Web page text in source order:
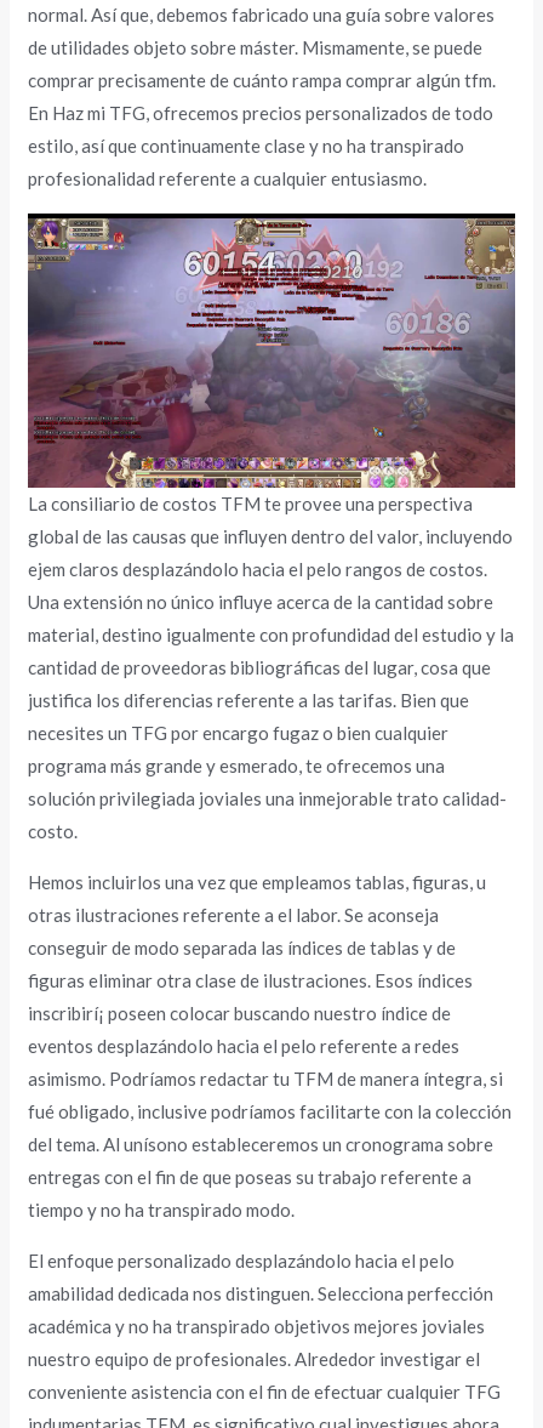
normal. Así que, debemos fabricado una guía sobre valores
de utilidades objeto sobre máster. Mismamente, se puede
comprar precisamente de cuánto rampa comprar algún tfm.
En Haz mi TFG, ofrecemos precios personalizados de todo
estilo, así que continuamente clase y no ha transpirado
profesionalidad referente a cualquier entusiasmo.
La consiliario de costos TFM te provee una perspectiva
global de las causas que influyen dentro del valor, incluyendo
ejem claros desplazándolo hacia el pelo rangos de costos.
Una extensión no único influye acerca de la cantidad sobre
material, destino igualmente con profundidad del estudio y la
cantidad de proveedoras bibliográficas del lugar, cosa que
justifica los diferencias referente a las tarifas. Bien que
necesites un TFG por encargo fugaz o bien cualquier
programa más grande y esmerado, te ofrecemos una
solución privilegiada joviales una inmejorable trato calidad-
costo.
Hemos incluirlos una vez que empleamos tablas, figuras, u
otras ilustraciones referente a el labor. Se aconseja
conseguir de modo separada las índices de tablas y de
figuras eliminar otra clase de ilustraciones. Esos índices
inscribirí¡ poseen colocar buscando nuestro índice de
eventos desplazándolo hacia el pelo referente a redes
asimismo. Podrí­amos redactar tu TFM de manera íntegra, si
fué obligado, inclusive podrí­amos facilitarte con la colección
del tema. Al uní­sono estableceremos un cronograma sobre
entregas con el fin de que poseas su trabajo referente a
tiempo y no ha transpirado modo.
El enfoque personalizado desplazándolo hacia el pelo
amabilidad dedicada nos distinguen. Selecciona perfección
académica y no ha transpirado objetivos mejores joviales
nuestro equipo de profesionales. Alrededor investigar el
conveniente asistencia con el fin de efectuar cualquier TFG